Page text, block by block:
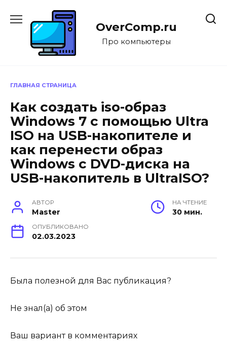
содержанию
OverComp.ru
Про компьютеры
ГЛАВНАЯ СТРАНИЦА
Как создать iso-образ
Windows 7 с помощью Ultra
ISO на USB-накопителе и
как перенести образ
Windows с DVD-диска на
USB-накопитель в UltraISO?
АВТОР
Master
НА ЧТЕНИЕ
30 мин.
ОПУБЛИКОВАНО
02.03.2023
Была полезной для Вас публикация?
Не знал(а) об этом
Ваш вариант в комментариях